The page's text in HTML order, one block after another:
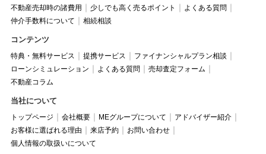
不動産売却時の諸費用
少しでも高く売るポイント
よくある質問
仲介手数料について
相続相談
コンテンツ
特典・無料サービス 提携サービス
ファイナンシャルプラン相談
ローンシミュレーション
よくある質問
売却査定フォーム
不動産コラム
当社について
トップページ 会社概要 MEグループについて
アドバイザー紹介
お客様に選ばれる理由
来店予約
お問い合わせ
個人情報の取扱いについて